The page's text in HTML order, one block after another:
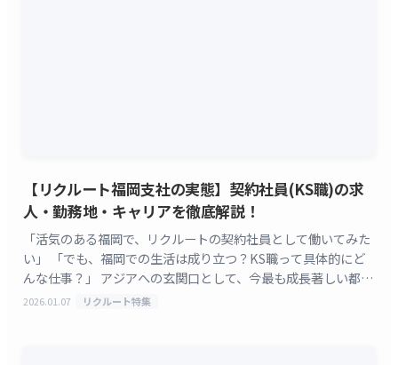
【リクルート福岡支社の実態】契約社員(KS職)の求
人・勤務地・キャリアを徹底解説！
「活気のある福岡で、リクルートの契約社員として働いてみた
い」 「でも、福岡での生活は成り立つ？KS職って具体的にど
んな仕事？」 アジアへの玄関口として、今最も成長著しい都
市・福岡。その中でも特に大きな存在感を放つ株式会社
2026.01.07 リクルート特集